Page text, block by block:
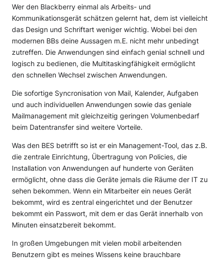
Wer den Blackberry einmal als Arbeits- und
Kommunikationsgerät schätzen gelernt hat, dem ist vielleicht
das Design und Schriftart weniger wichtig. Wobei bei den
modernen BBs deine Aussagen m.E. nicht mehr unbedingt
zutreffen. Die Anwendungen sind einfach genial schnell und
logisch zu bedienen, die Multitaskingfähigkeit ermöglicht
den schnellen Wechsel zwischen Anwendungen.
Die sofortige Syncronisation von Mail, Kalender, Aufgaben
und auch individuellen Anwendungen sowie das geniale
Mailmanagement mit gleichzeitig geringen Volumenbedarf
beim Datentransfer sind weitere Vorteile.
Was den BES betrifft so ist er ein Management-Tool, das z.B.
die zentrale Einrichtung, Übertragung von Policies, die
Installation von Anwendungen auf hunderte von Geräten
ermöglicht, ohne dass die Geräte jemals die Räume der IT zu
sehen bekommen. Wenn ein Mitarbeiter ein neues Gerät
bekommt, wird es zentral eingerichtet und der Benutzer
bekommt ein Passwort, mit dem er das Gerät innerhalb von
Minuten einsatzbereit bekommt.
In großen Umgebungen mit vielen mobil arbeitenden
Benutzern gibt es meines Wissens keine brauchbare